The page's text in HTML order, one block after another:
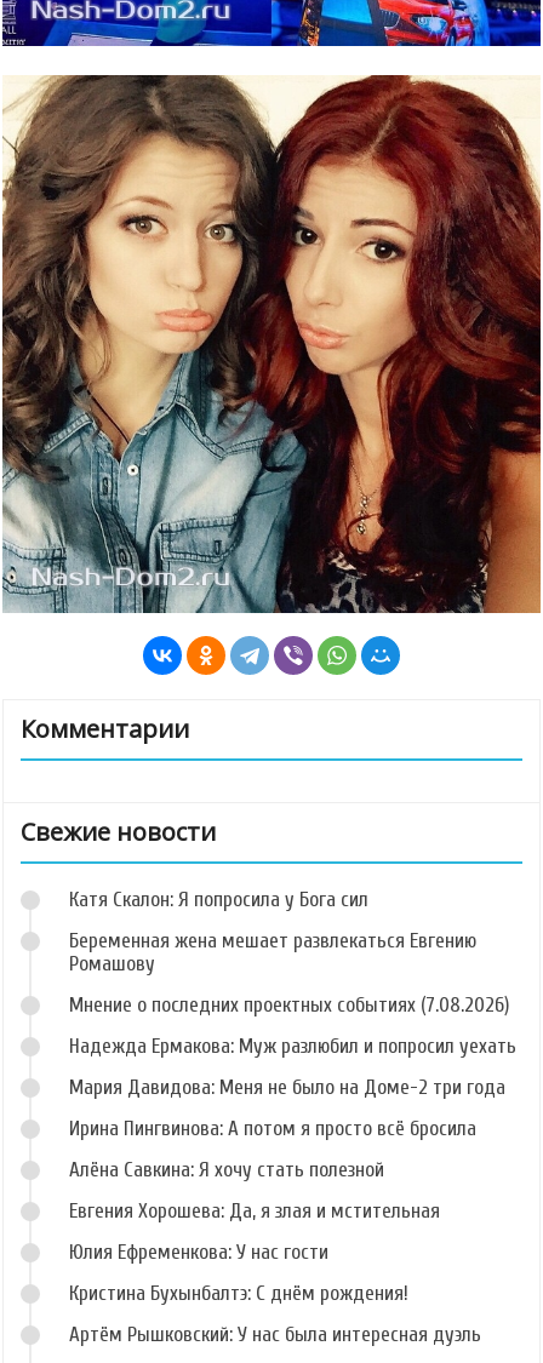
Комментарии
Свежие новости
Катя Скалон: Я попросила у Бога сил
Беременная жена мешает развлекаться Евгению
Ромашову
Мнение о последних проектных событиях (7.08.2026)
Надежда Ермакова: Муж разлюбил и попросил уехать
Мария Давидова: Меня не было на Доме-2 три года
Ирина Пингвинова: А потом я просто всё бросила
Алёна Савкина: Я хочу стать полезной
Евгения Хорошева: Да, я злая и мстительная
Юлия Ефременкова: У нас гости
Кристина Бухынбалтэ: С днём рождения!
Артём Рышковский: У нас была интересная дуэль